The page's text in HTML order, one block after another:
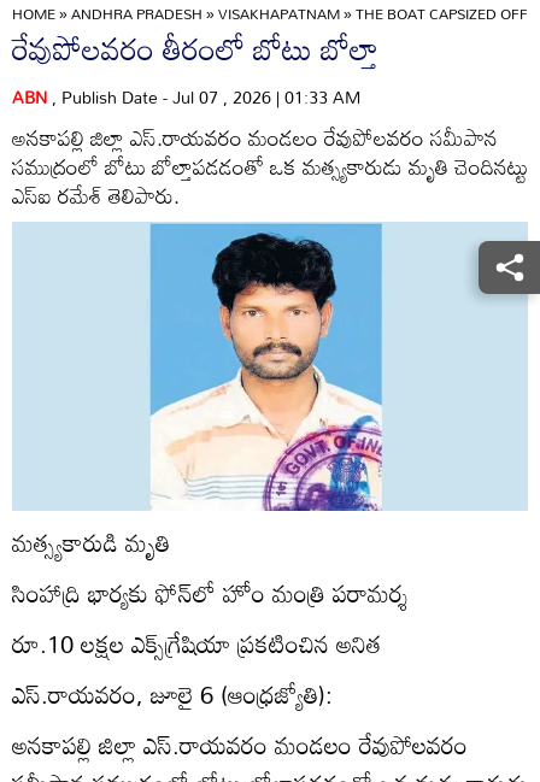
HOME»ANDHRA PRADESH»VISAKHAPATNAM»THE BOAT CAPSIZED OFF
రేవుపోలవరం తీరంలో బోటు బోల్తా
ABN, Publish Date - Jul 07 , 2026 | 01:33 AM
అనకాపల్లి జిల్లా ఎస్‌.రాయవరం మండలం రేవుపోలవరం సమీపాన
సముద్రంలో బోటు బోల్తాపడడంతో ఒక మత్స్యకారుడు మృతి చెందినట్టు
ఎస్‌ఐ రమేశ్‌ తెలిపారు.
మత్స్యకారుడి మృతి
సింహాద్రి భార్యకు ఫోన్‌లో హోం మంత్రి పరామర్శ
రూ.10 లక్షల ఎక్స్‌గ్రేషియా ప్రకటించిన అనిత
ఎస్‌.రాయవరం, జూలై 6 (ఆంధ్రజ్యోతి):
అనకాపల్లి జిల్లా ఎస్‌.రాయవరం మండలం రేవుపోలవరం